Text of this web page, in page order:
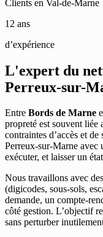
Clients en Val-de-Marne
12 ans
d’expérience
L'expert du
Perreux-sur-
Entre Bords de Marne
propreté est souvent
contraintes d’accès et
Perreux-sur-Marne avec
exécuter, et laisser un
Nous travaillons avec
(digicodes, sous-sols,
demande, un compte-
côté gestion. L’objectif
sans perturber